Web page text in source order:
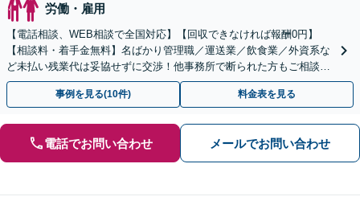
労働・雇用
【電話相談、WEB相談で全国対応】【回収できなければ報酬0円】
【相談料・着手金無料】名ばかり管理職／運送業／飲食業／外資系な
ど未払い残業代は妥協せずに交渉！他事務所で断られた方もご相談く
ださい。【解決事例が豊富】土曜日も電話受付しています
事例を見る(10件) 料金表を見る
電話でお問い合わせ メールでお問い合わせ